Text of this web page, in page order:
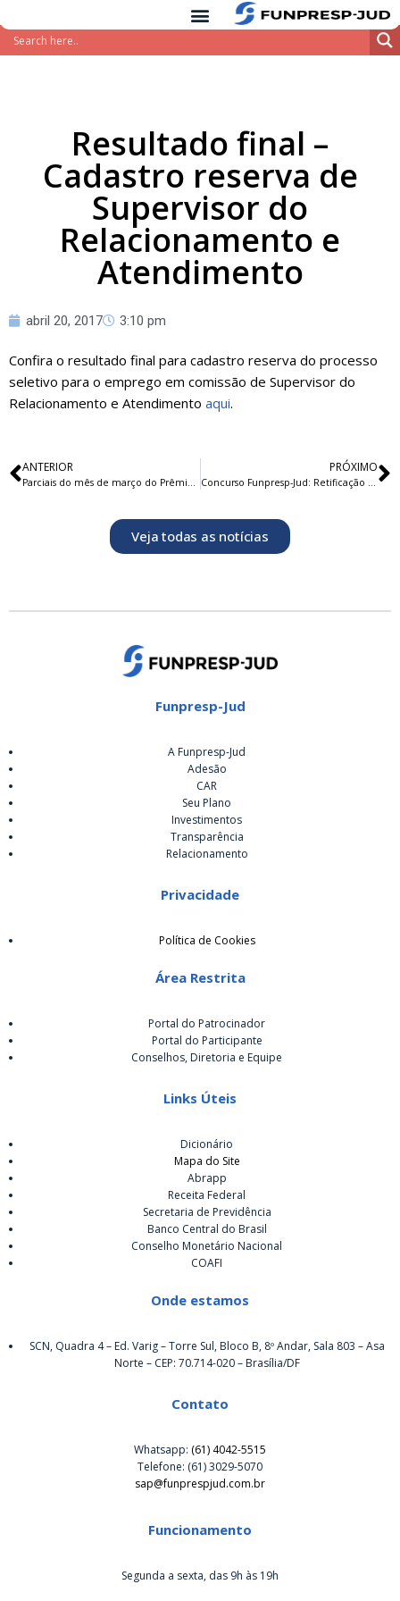
Pular
Resultado final –
Cadastro reserva de
Supervisor do
Relacionamento e
Atendimento
abril 20, 2017 3:10 pm
Confira o resultado final para cadastro reserva do processo
seletivo para o emprego em comissão de Supervisor do
Relacionamento e Atendimento aqui.
ANTERIOR
Parciais do mês de março do Prêmio Funpresp-Jud 2017
PRÓXIMO
Concurso Funpresp-Jud: Retificação do resultado final na avaliação de títulos de candidatos sub judice
Veja todas as notícias
Funpresp-Jud
A Funpresp-Jud
Adesão
CAR
Seu Plano
Investimentos
Transparência
Relacionamento
Privacidade
Política de Cookies
Área Restrita
Portal do Patrocinador
Portal do Participante
Conselhos, Diretoria e Equipe
Links Úteis
Dicionário
Mapa do Site
Abrapp
Receita Federal
Secretaria de Previdência
Banco Central do Brasil
Conselho Monetário Nacional
COAFI
Onde estamos
SCN, Quadra 4 – Ed. Varig – Torre Sul, Bloco B, 8º Andar, Sala 803 – Asa
Norte – CEP: 70.714-020 – Brasília/DF
Contato
Whatsapp: (61) 4042-5515
Telefone: (61) 3029-5070
sap@funprespjud.com.br
Funcionamento
Segunda a sexta, das 9h às 19h